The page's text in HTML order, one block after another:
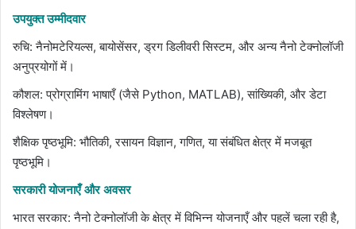
उपयुक्त उम्मीदवार
रुचि: नैनोमटेरियल्स, बायोसेंसर, ड्रग डिलीवरी सिस्टम, और अन्य नैनो टेक्नोलॉजी
अनुप्रयोगों में।
कौशल: प्रोग्रामिंग भाषाएँ (जैसे Python, MATLAB), सांख्यिकी, और डेटा
विश्लेषण।
शैक्षिक पृष्ठभूमि: भौतिकी, रसायन विज्ञान, गणित, या संबंधित क्षेत्र में मजबूत
पृष्ठभूमि।
सरकारी योजनाएँ और अवसर
भारत सरकार: नैनो टेक्नोलॉजी के क्षेत्र में विभिन्न योजनाएँ और पहलें चला रही है,